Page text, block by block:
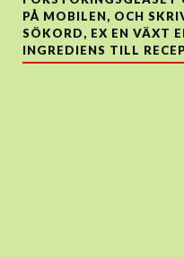
PÅ MOBILEN, OCH
SÖKORD, EX EN VÄXT
INGREDIENS TILL